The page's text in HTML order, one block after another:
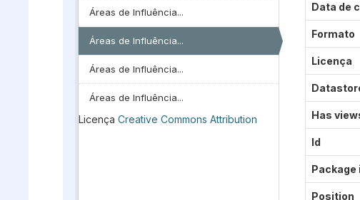
Áreas de Influência...
Áreas de Influência...
Áreas de Influência...
Áreas de Influência...
Licença Creative Commons Attribution
Data de
Formato
Licença
Has
Id
Package
Position